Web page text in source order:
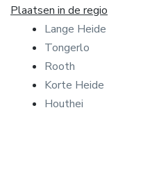
Plaatsen in de regio
Lange Heide
Tongerlo
Rooth
Korte Heide
Houthei